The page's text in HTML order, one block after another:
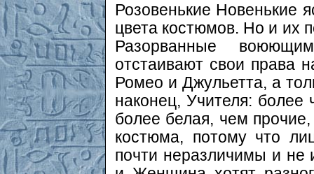
Розовенькие Новенькие
цвета костюмов. Но и их
Разорванные
отстаивают свои права
Ромео и Джульетта, а
наконец, Учителя:
более белая, чем
костюма, потому что
почти неразличимы и не